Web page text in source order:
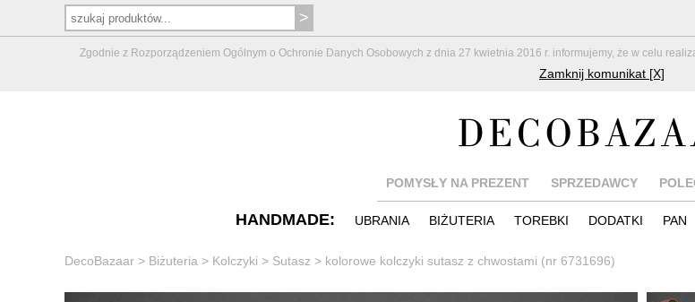
Zgodnie z Rozporządzeniem Ogólnym o Ochronie Danych Osobowych z dnia 27 kwietnia 2016 r. informujemy, że w celu
Zamknij komunikat [X]
POMYSŁY NA PREZENT SPRZEDAWCY
HANDMADE: UBRANIA BIŻUTERIA TOREBKI DODATKI PAN
DecoBazaar > Biżuteria > Kolczyki > Sutasz > kolorowe kolczyki sutasz z chwostami (nr 6731696)